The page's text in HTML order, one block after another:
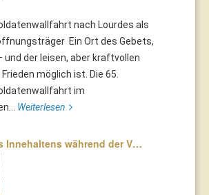
nach Lourdes als
Ein Ort des Gebets,
und der leisen, aber kraftvollen
möglich ist. Die 65.
im
Weiterlesen
Innehaltens während der V…